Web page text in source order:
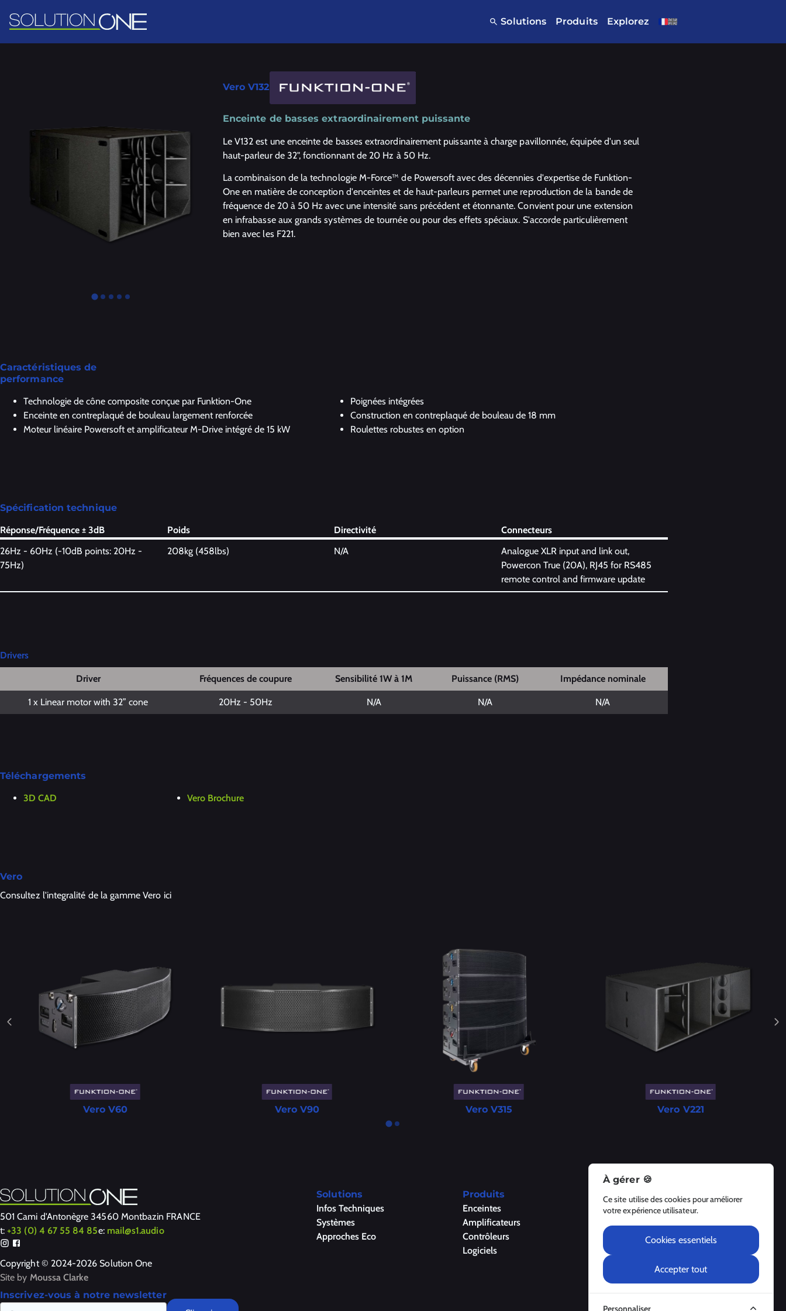
Solutions Produits Explorez
Vero V132
Enceinte de basses extraordinairement puissante
Le V132 est une enceinte de basses extraordinairement puissante à charge pavillonnée, équipée d'un seul
haut-parleur de 32", fonctionnant de 20 Hz à 50 Hz.
La combinaison de la technologie M-Force™ de Powersoft avec des décennies d'expertise de Funktion-
One en matière de conception d'enceintes et de haut-parleurs permet une reproduction de la bande de
fréquence de 20 à 50 Hz avec une intensité sans précédent et étonnante. Convient pour une extension
en infrabasse aux grands systèmes de tournée ou pour des effets spéciaux. S'accorde particulièrement
bien avec les F221.
Caractéristiques de
performance
Technologie de cône composite conçue par Funktion-One
Enceinte en contreplaqué de bouleau largement renforcée
Moteur linéaire Powersoft et amplificateur M-Drive intégré de 15 kW
Poignées intégrées
Construction en contreplaqué de bouleau de 18 mm
Roulettes robustes en option
Spécification technique
Réponse/Fréquence ± 3dB
26Hz - 60Hz (-10dB points: 20Hz -
75Hz)
Poids
208kg (458lbs)
Directivité
N/A
Connecteurs
Analogue XLR input and link out,
Powercon True (20A), RJ45 for RS485
remote control and firmware update
Drivers
Driver Fréquences de coupure Sensibilité 1W à 1M Puissance (RMS) Impédance nominale
1 x Linear motor with 32” cone 20Hz - 50Hz N/A N/A N/A
Téléchargements
3D CAD
Vero Brochure
Vero
Consultez l'integralité de la gamme Vero ici
Vero V60 Vero V90 Vero V315 Vero V221
501 Cami d'Antonègre 34560 Montbazin FRANCE
t:+33 (0) 4 67 55 84 85e: mail@s1.audio
Copyright © 2024-2026 Solution One
Site by Moussa Clarke
Inscrivez-vous à notre newsletter
Solutions
Infos Techniques
Systèmes
Approches Eco
Produits
Enceintes
Amplificateurs
Contrôleurs
Logiciels
A Propos
À propos
Mentions Légales
À gérer 🍪
Ce site utilise des cookies pour améliorer
votre expérience utilisateur.
Cookies essentiels
Accepter tout
Personnaliser